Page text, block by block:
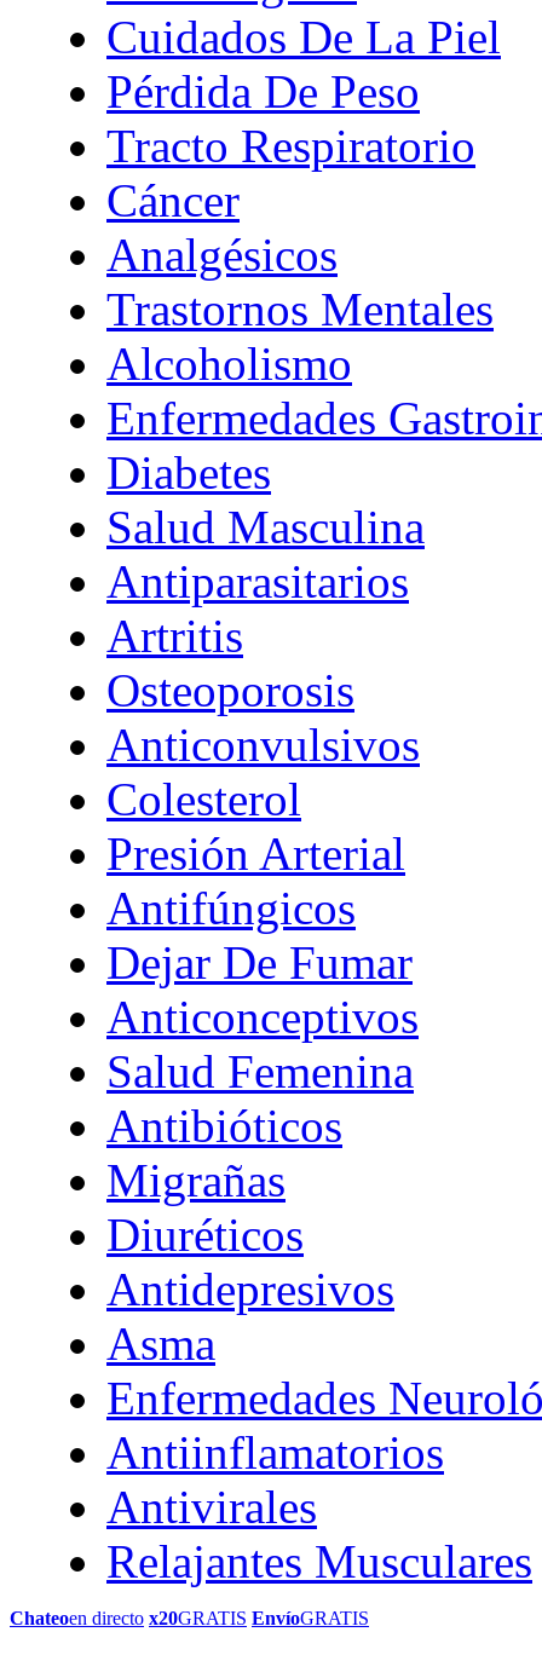
Cuidados De La Piel
Pérdida De Peso
Tracto Respiratorio
Cáncer
Analgésicos
Trastornos Mentales
Alcoholismo
Enfermedades
Diabetes
Salud Masculina
Antiparasitarios
Artritis
Osteoporosis
Anticonvulsivos
Colesterol
Presión Arterial
Antifúngicos
Dejar De Fumar
Anticonceptivos
Salud Femenina
Antibióticos
Migrañas
Diuréticos
Antidepresivos
Asma
Enfermedades
Antiinflamatorios
Antivirales
Relajantes Musculares
Chateoen directo x20GRATIS EnvíoGRATIS